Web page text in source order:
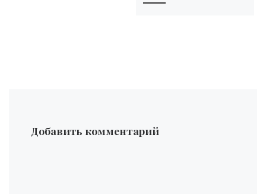
Добавить комментарий